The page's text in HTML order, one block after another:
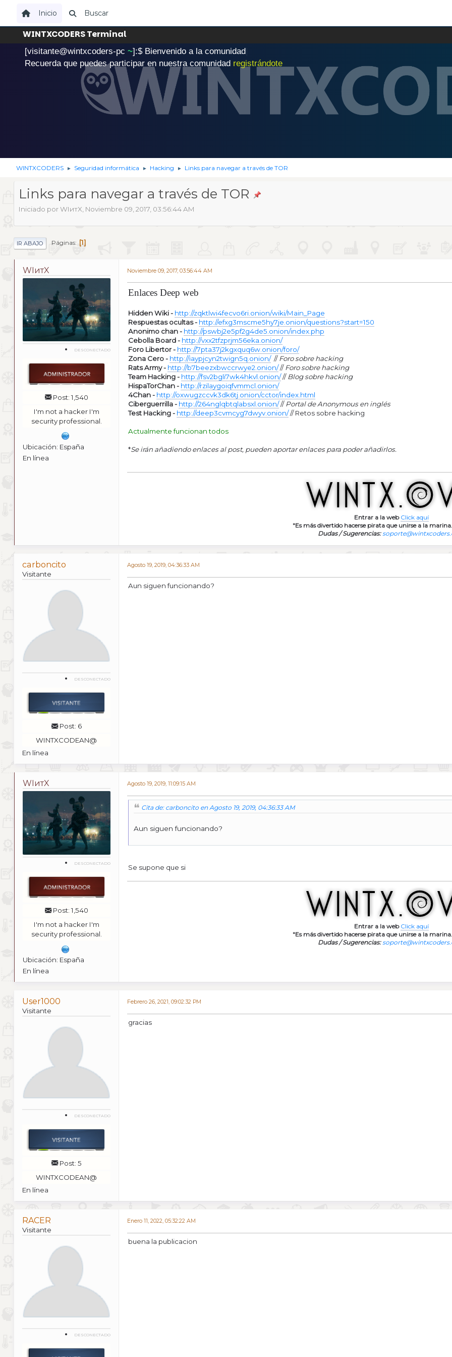
Inicio Buscar
WINTXCODERS Terminal
[visitante@wintxcoders-pc ~]:$ .Bienvenido a la comunidad
Recuerda que puedes participar en nuestra comunidad registrándote
WINTXCODERS ► Seguridad informática ► Hacking ► Links para navegar a través de TOR
Links para navegar a través de TOR
Iniciado por WIитX, Noviembre 09, 2017, 03:56:44 AM
IR ABAJO Páginas 1
WIитX
DESCONECTADO
Post: 1,540
I'm not a hacker I'm
security professional.
Ubicación: España
En línea
Noviembre 09, 2017, 03:56:44 AM
Enlaces Deep web
Hidden Wiki - http://zqktlwi4fecvo6ri.onion/wiki/Main_Page
Respuestas ocultas - http://efxg3mscme5hy7je.onion/questions?start=150
Anonimo chan - http://pswbj2e5pf2g4de5.onion/index.php
Cebolla Board - http://vxx2tfzprjm56eka.onion/
Foro Libertor - http://7pta37j2kgxquq6w.onion/foro/
Zona Cero - http://iaypjcyn2twign5q.onion///Foro sobre hacking
Rats Army - http://b7beezxbwccrwye2.onion///Foro sobre hacking
Team Hacking - http://fsv2bgli7wk4hkvl.onion///Blog sobre hacking
HispaTorChan - http://rzilaygoiqfvmmcl.onion/
4Chan - http://oxwugzccvk3dk6tj.onion/cctor/index.html
Ciberguerrilla - http://264nglqbtqlabsxl.onion///Portal de Anonymous en inglés
Test Hacking - http://deep3cvmcyg7dwyv.onion/// Retos sobre hacking
Actualmente funcionan todos
*Se irán añadiendo enlaces al post, pueden aportar enlaces para poder añadirlos.
Entrar a la web Click aquí
"Es más divertido hacerse pirata que unirse a la
Dudas / Sugerencias:
carboncito
Visitante
DESCONECTADO
Post: 6
WINTXCODEAN@
En línea
Agosto 19, 2019, 04:36:33 AM
Aun siguen funcionando?
WIитX
DESCONECTADO
Post: 1,540
I'm not a hacker I'm
security professional.
Ubicación: España
En línea
Agosto 19, 2019, 11:09:15 AM
Cita de: carboncito en Agosto 19, 2019, 04:36:33 AM
Aun siguen funcionando?
Se supone que si
Entrar a la web Click aquí
"Es más divertido hacerse pirata que unirse a la
Dudas / Sugerencias:
User1000
Visitante
DESCONECTADO
Post: 5
WINTXCODEAN@
En línea
Febrero 26, 2021, 09:02:32 PM
gracias
RACER
Visitante
DESCONECTADO
Enero 11, 2022, 05:32:22 AM
buena la publicacion